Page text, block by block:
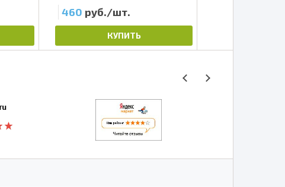
460 руб./шт.
КУПИТЬ